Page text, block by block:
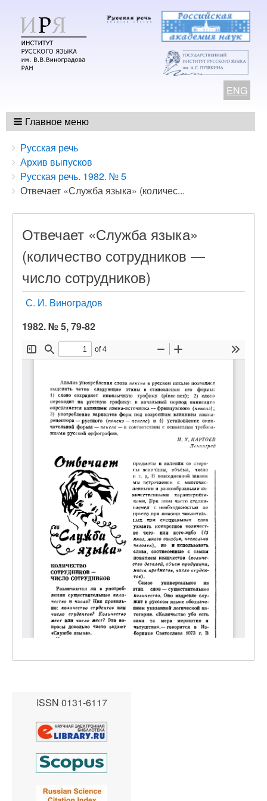
ENG
Главное меню
Breadcrumbs
You
are
here:
Русская речь
Архив выпусков
Русская речь. 1982. № 5
Отвечает «Служба языка» (количес...
Отвечает «Служба языка»
(количество сотрудников —
число сотрудников)
С. И. Виноградов
1982. № 5, 79-82
ISSN 0131-6117